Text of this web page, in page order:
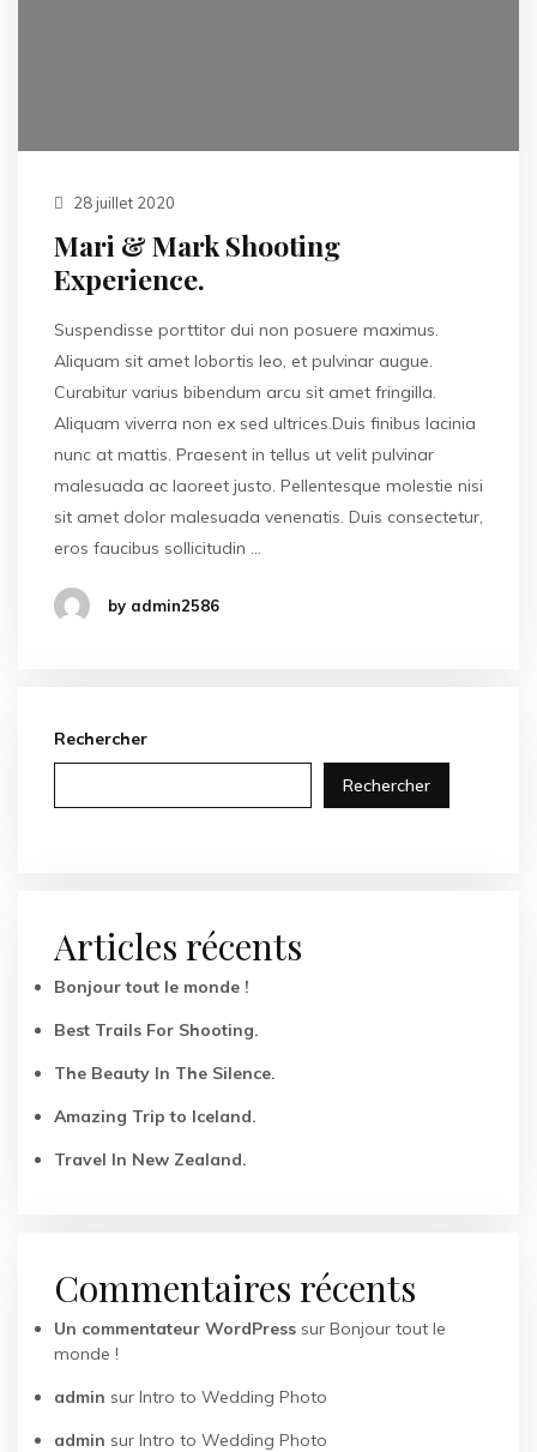
28 juillet 2020
Mari & Mark Shooting
Experience.
Suspendisse porttitor dui non posuere maximus.
Aliquam sit amet lobortis leo, et pulvinar augue.
Curabitur varius bibendum arcu sit amet fringilla.
Aliquam viverra non ex sed ultrices.Duis finibus lacinia
nunc at mattis. Praesent in tellus ut velit pulvinar
malesuada ac laoreet justo. Pellentesque molestie nisi
sit amet dolor malesuada venenatis. Duis consectetur,
eros faucibus sollicitudin …
by admin2586
Rechercher
Rechercher
Articles récents
Bonjour tout le monde !
Best Trails For Shooting.
The Beauty In The Silence.
Amazing Trip to Iceland.
Travel In New Zealand.
Commentaires récents
Un commentateur WordPress sur Bonjour tout le
monde !
admin sur Intro to Wedding Photo
admin sur Intro to Wedding Photo